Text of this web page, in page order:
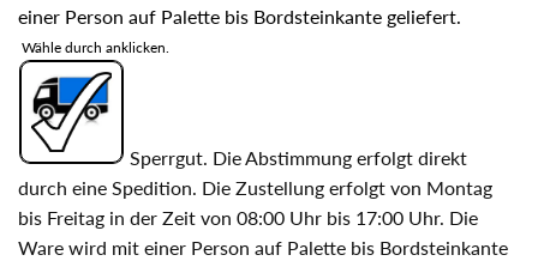
einer Person auf Palette bis Bordsteinkante geliefert.
Wähle durch anklicken.
Sperrgut. Die Abstimmung erfolgt direkt
durch eine Spedition. Die Zustellung erfolgt von Montag
bis Freitag in der Zeit von 08:00 Uhr bis 17:00 Uhr. Die
Ware wird mit einer Person auf Palette bis Bordsteinkante